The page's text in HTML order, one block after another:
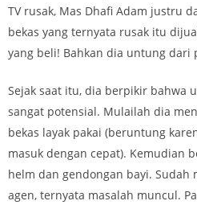
TV rusak, Mas Dhafi Adam justru
bekas yang ternyata rusak itu
yang beli! Bahkan dia untung dari
Sejak saat itu, dia berpikir bahwa
sangat potensial. Mulailah dia
bekas layak pakai (beruntung
masuk dengan cepat). Kemudian
helm dan gendongan bayi. Sudah
agen, ternyata masalah muncul.